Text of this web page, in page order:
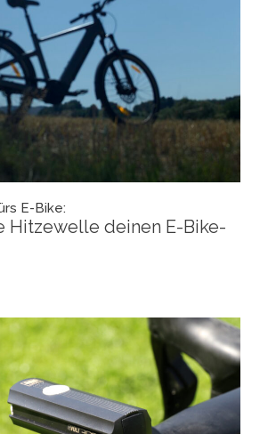
E-Bike:
Hitzewelle deinen E-Bike-